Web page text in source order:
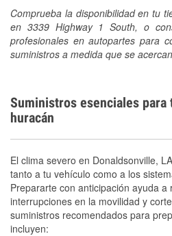
Comprueba la disponibilidad en tu
en 3339 Highway 1 South, o
profesionales en autopartes para
suministros a medida que se
Suministros esenciales para
huracán
El clima severo en Donaldsonville,
tanto a tu vehículo como a los
Prepararte con anticipación ayuda
interrupciones en la movilidad y
suministros recomendados para
incluyen: